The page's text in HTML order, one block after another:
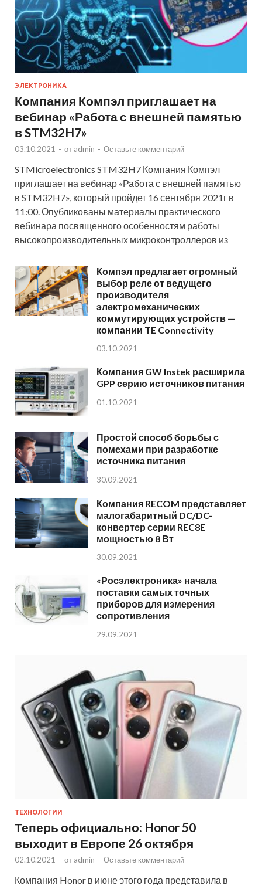
ЭЛЕКТРОНИКА
Компания Компэл приглашает на
вебинар «Работа с внешней памятью
в STM32H7»
03.10.2021 - от admin - Оставьте комментарий
STMicroelectronics STM32H7 Компания Компэл
приглашает на вебинар «Работа с внешней памятью
в STM32H7», который пройдет 16 сентября 2021г в
11:00. Опубликованы материалы практического
вебинара посвященного особенностям работы
высокопроизводительных микроконтроллеров из
Компэл предлагает огромный
выбор реле от ведущего
производителя
электромеханических
коммутирующих устройств —
компании TE Connectivity
03.10.2021
Компания GW Instek расширила
GPP серию источников питания
01.10.2021
Простой способ борьбы с
помехами при разработке
источника питания
30.09.2021
Компания RECOM представляет
малогабаритный DC/DC-
конвертер серии REC8E
мощностью 8 Вт
30.09.2021
«Росэлектроника» начала
поставки самых точных
приборов для измерения
сопротивления
29.09.2021
ТЕХНОЛОГИИ
Теперь официально: Honor 50
выходит в Европе 26 октября
02.10.2021 - от admin - Оставьте комментарий
Компания Honor в июне этого года представила в